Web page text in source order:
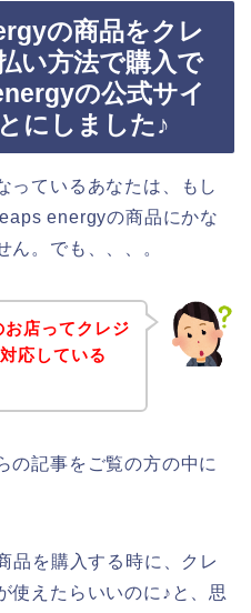
の商品をクレ
い方法で購入で
の公式サイ
にしました♪
っているあなたは、もし
energyの商品にかな
ん。でも、、、。
店ってクレジ
応している
の記事をご覧の方の中に
品を購入する時に、クレ
使えたらいいのに♪と、思